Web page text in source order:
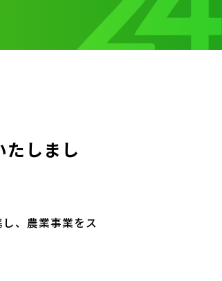
たしまし
、農業事業をス